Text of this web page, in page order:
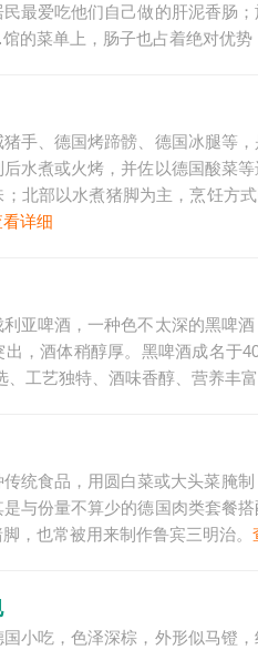
最爱吃他们自己做的肝泥香肠
菜单上，肠子也占着绝对优势
手、德国烤蹄髈、德国冰腿等
水煮或火烤，并佐以德国酸菜
北部以水煮猪脚为主，烹饪方
详细
亚啤酒，一种色不太深的黑啤
，酒体稍醇厚。黑啤酒成名于
、工艺独特、酒味香醇、营养丰
统食品，用圆白菜或大头菜腌
与份量不算少的德国肉类套餐
，也常被用来制作鲁宾三明治。
小吃，色泽深棕，外形似马镫